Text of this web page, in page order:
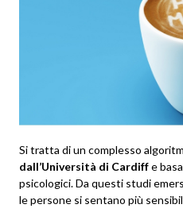
Si tratta di un complesso
dall’Università di Cardiffe
psicologici. Da questi studi
le persone si sentano più